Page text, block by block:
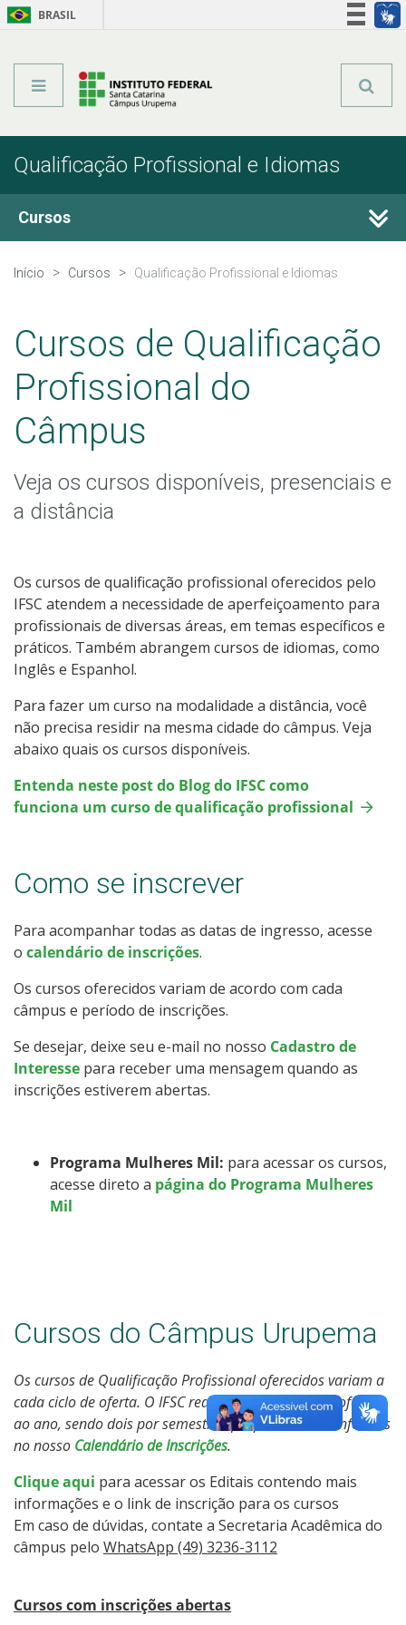
BRASIL
Qualificação Profissional e Idiomas
Cursos
Técnicos Concomitantes
Qualificação Profissional e Idiomas
Especialização
Todos os cursos
Processo de Inscrição
Resultados
Resultado das vagas remanescentes
Calendário de inscrições
Processos Seletivos
Inscrições e acompanhamento
Orientações para Matrícula
Transferências e Retornos
Provas e Gabaritos
Início Cursos Qualificação Profissional e Idiomas
Cursos de Qualificação
Profissional do
Câmpus
Veja os cursos disponíveis, presenciais e
a distância
Os cursos de qualificação profissional oferecidos pelo
IFSC atendem a necessidade de aperfeiçoamento para
profissionais de diversas áreas, em temas específicos e
práticos. Também abrangem cursos de idiomas, como
Inglês e Espanhol.
Para fazer um curso na modalidade a distância, você
não precisa residir na mesma cidade do câmpus. Veja
abaixo quais os cursos disponíveis.
Entenda neste post do Blog do IFSC como
funciona um curso de qualificação profissional
Como se inscrever
Para acompanhar todas as datas de ingresso, acesse
o calendário de inscrições.
Os cursos oferecidos variam de acordo com cada
câmpus e período de inscrições.
Se desejar, deixe seu e-mail no nosso Cadastro de
Interesse para receber uma mensagem quando as
inscrições estiverem abertas.
Programa Mulheres Mil: para acessar os cursos,
acesse direto a página do Programa Mulheres
Mil
Cursos do Câmpus Urupema
Os cursos de Qualificação Profissional oferecidos variam a
cada ciclo de oferta. O IFSC realiza quatro ciclos de oferta
ao ano, sendo dois por semestre, que podem ser conferidos
no nosso Calendário de Inscrições.
Clique aqui para acessar os Editais contendo mais
informações e o link de inscrição para os cursos
Em caso de dúvidas, contate a Secretaria Acadêmica do
câmpus pelo WhatsApp (49) 3236-3112
Cursos com inscrições abertas